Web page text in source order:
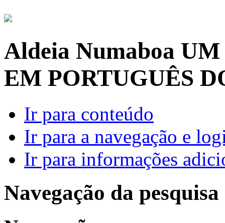
Aldeia Numaboa UM
EM PORTUGUÊS
Ir para conteúdo
Ir para a navegação e
Ir para informações
Navegação da pesquisa